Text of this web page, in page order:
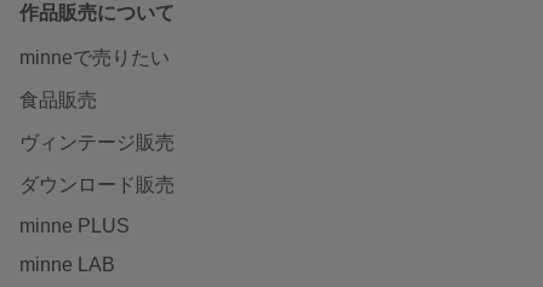
作品販売について
minneで売りたい
食品販売
ヴィンテージ販売
ダウンロード販売
minne PLUS
minne LAB